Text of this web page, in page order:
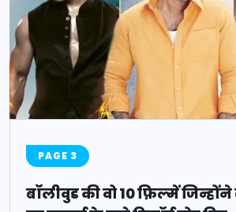
PAGE 3
बॉलीवुड की वो 10 फ़िल्में